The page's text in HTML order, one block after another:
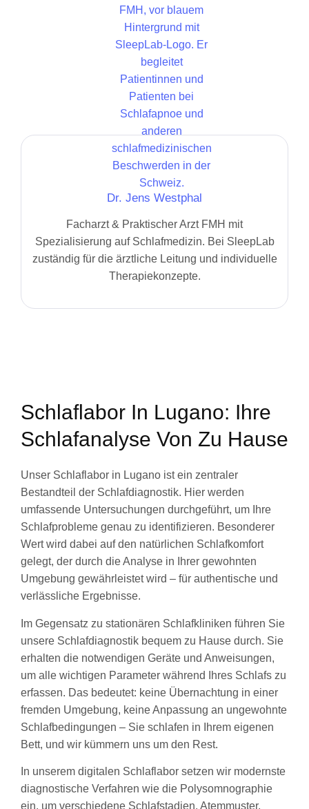
Dr. Jens Westphal
Facharzt & Praktischer Arzt FMH mit
Spezialisierung auf Schlafmedizin. Bei SleepLab
zuständig für die ärztliche Leitung und individuelle
Therapiekonzepte.
Schlaflabor In Lugano: Ihre
Schlafanalyse Von Zu Hause
Unser Schlaflabor in Lugano ist ein zentraler
Bestandteil der Schlafdiagnostik. Hier werden
umfassende Untersuchungen durchgeführt, um Ihre
Schlafprobleme genau zu identifizieren. Besonderer
Wert wird dabei auf den natürlichen Schlafkomfort
gelegt, der durch die Analyse in Ihrer gewohnten
Umgebung gewährleistet wird – für authentische und
verlässliche Ergebnisse.
Im Gegensatz zu stationären Schlafkliniken führen Sie
unsere Schlafdiagnostik bequem zu Hause durch. Sie
erhalten die notwendigen Geräte und Anweisungen,
um alle wichtigen Parameter während Ihres Schlafs zu
erfassen. Das bedeutet: keine Übernachtung in einer
fremden Umgebung, keine Anpassung an ungewohnte
Schlafbedingungen – Sie schlafen in Ihrem eigenen
Bett, und wir kümmern uns um den Rest.
In unserem digitalen Schlaflabor setzen wir modernste
diagnostische Verfahren wie die Polysomnographie
ein, um verschiedene Schlafstadien, Atemmuster,